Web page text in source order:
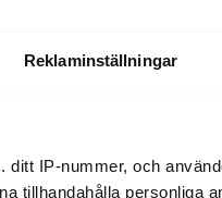
Reklaminställningar
ditt IP-nummer, och
tillhandahålla personliga